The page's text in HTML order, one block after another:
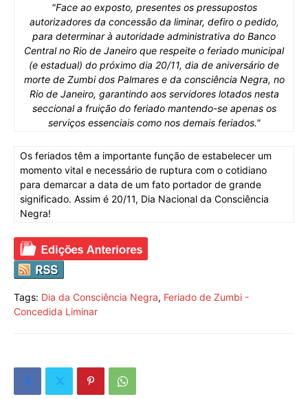
"Face ao exposto, presentes os pressupostos
autorizadores da concessão da liminar, defiro o pedido,
para determinar à autoridade administrativa do Banco
Central no Rio de Janeiro que respeite o feriado municipal
(e estadual) do próximo dia 20/11, dia de aniversário de
morte de Zumbi dos Palmares e da consciência Negra, no
Rio de Janeiro, garantindo aos servidores lotados nesta
seccional a fruição do feriado mantendo-se apenas os
serviços essenciais como nos demais feriados."
Os feriados têm a importante função de estabelecer um
momento vital e necessário de ruptura com o cotidiano
para demarcar a data de um fato portador de grande
significado. Assim é 20/11, Dia Nacional da Consciência
Negra!
Tags: Dia da Consciência Negra, Feriado de Zumbi -
Concedida Liminar